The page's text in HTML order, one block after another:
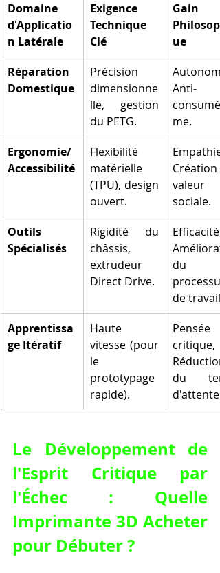
Domaine
d'Applicatio
n Latérale
Exigence
Technique
Clé
Gain
ue
Réparation
Domestique
Précision
dimensionne
lle, gestion
du PETG.
Anti-
me.
Ergonomie/
Accessibilité
Flexibilité
matérielle
(TPU), design
ouvert.
Empathie,
valeur
sociale.
Outils
Spécialisés
Rigidité du
châssis,
extrudeur
Direct Drive.
Efficacité,
du
processus
de travail.
Apprentissa
ge Itératif
Haute
vitesse (pour
le
prototypage
rapide).
Pensée
critique,
Réduction
du
d'attente.
Le Développement de
l'Esprit Critique par
l'Échec : Quelle
Imprimante 3D Acheter
pour Débuter ?